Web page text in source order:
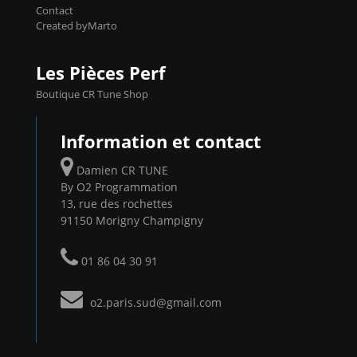
Contact
Created byMarto
Les Pièces Perf
Boutique CR Tune Shop
Information et contact
Damien CR TUNE
By O2 Programmation
13, rue des rochettes
91150 Morigny Champigny
01 86 04 30 91
o2.paris.sud@gmail.com